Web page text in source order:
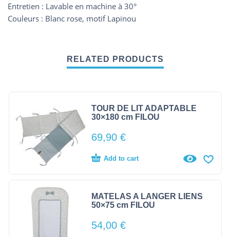
Entretien : Lavable en machine à 30°
Couleurs : Blanc rose, motif Lapinou
RELATED PRODUCTS
TOUR DE LIT ADAPTABLE
30×180 cm FILOU
69,90 €
Add to cart
MATELAS A LANGER LIENS
50×75 cm FILOU
54,00 €